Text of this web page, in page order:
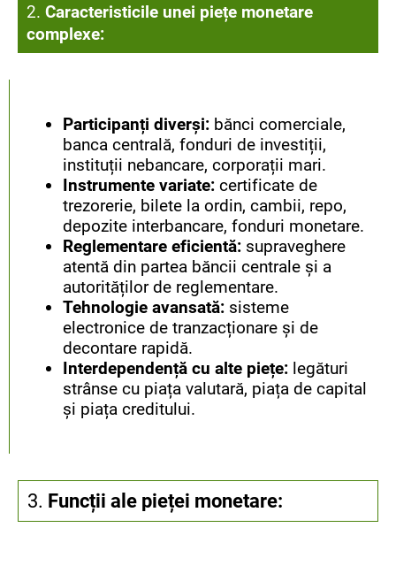
2. Caracteristicile unei piețe monetare
complexe:
Participanți diverși: bănci comerciale,
banca centrală, fonduri de investiții,
instituții nebancare, corporații mari.
Instrumente variate: certificate de
trezorerie, bilete la ordin, cambii, repo,
depozite interbancare, fonduri monetare.
Reglementare eficientă: supraveghere
atentă din partea băncii centrale și a
autorităților de reglementare.
Tehnologie avansată: sisteme
electronice de tranzacționare și de
decontare rapidă.
Interdependență cu alte piețe: legături
strânse cu piața valutară, piața de capital
și piața creditului.
3. Funcții ale pieței monetare: